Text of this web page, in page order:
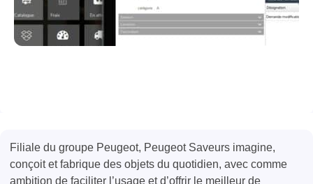
Filiale du groupe Peugeot, Peugeot Saveurs imagine,
conçoit et fabrique des objets du quotidien, avec comme
ambition de faciliter l’usage et d’offrir le meilleur de